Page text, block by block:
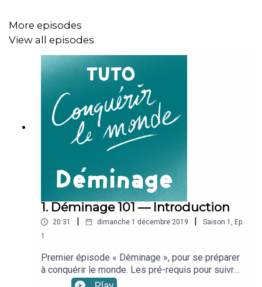
* S'abonner à ma newsletter
Crédits de la musique utilisée pour le générique***
Feel Good by MusicbyAden
https://soundcloud.com/musicbyaden
Creative Commons — Attribution-ShareAlike 3.0
Unported — CC BY-SA 3.0
Free Download / Stream:https://bit.ly/_feel-good
Music promoted by Audio Library
https://youtu.be/bvgIqqRStcQ
More episodes
View all episodes
1. Déminage 101 — Introduction
20:31 | dimanche 1 décembre 2019 | Saison 1 , Ep.
1
Premier épisode « Déminage », pour se préparer
à conquérir le monde. Les pré-requis pour suivre
ce cursus, et les rendez-vous de chaque